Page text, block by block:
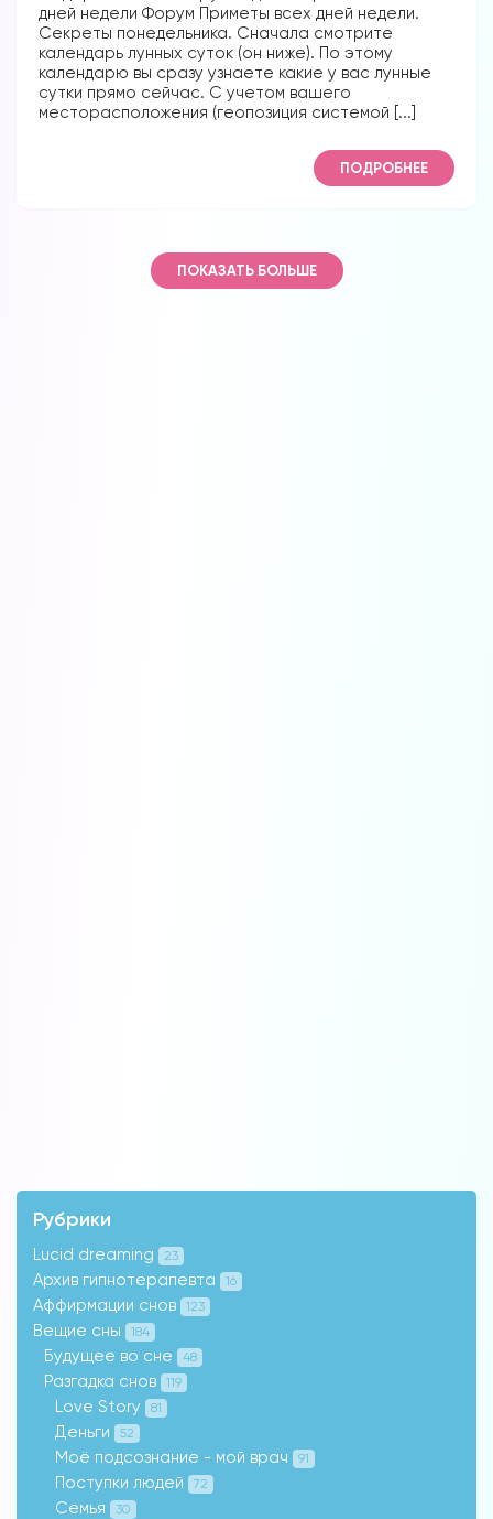
дней недели Форум Приметы всех дней недели.
Секреты понедельника. Сначала смотрите
календарь лунных суток (он ниже). По этому
календарю вы сразу узнаете какие у вас лунные
сутки прямо сейчас. С учетом вашего
месторасположения (геопозиция системой [...]
ПОДРОБНЕЕ
ПОКАЗАТЬ БОЛЬШЕ
Рубрики
Lucid dreaming 23
Архив гипнотерапевта 16
Аффирмации снов 123
Вещие сны 184
Будущее во сне 48
Разгадка снов 119
Love Story 81
Деньги 52
Моё подсознание - мой врач 91
Поступки людей 72
Семья 30